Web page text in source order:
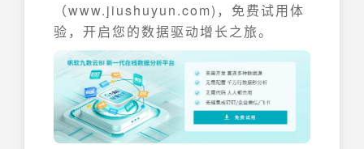
（www.jiushuyun.com)，免费试用体
验，开启您的数据驱动增长之旅。